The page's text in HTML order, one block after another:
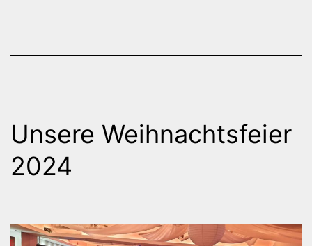
Unsere Weihnachtsfeier
2024